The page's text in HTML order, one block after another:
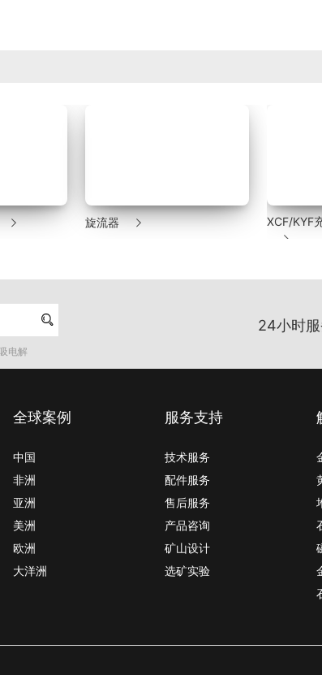
 旋流器  XCF/KYF

 24小时服
电解
全球案例
中国
非洲
亚洲
美洲
欧洲
大洋洲
服务支持
技术服务
配件服务
售后服务
产品咨询
矿山设计
选矿实验